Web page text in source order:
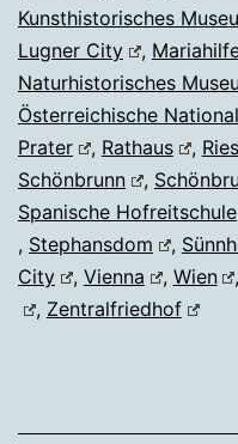
Kunsthistorisches
Lugner City
,
Naturhistorisches
Österreichische
Prater
, Rathaus ,
Schönbrunn
,
Spanische Hofreitschule
, Stephansdom ,
City
, Vienna , Wien
, Zentralfriedhof